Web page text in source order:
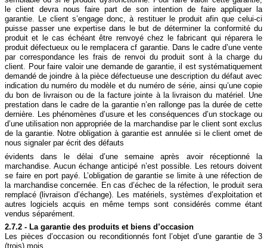
le client devra nous faire part de son intention de faire appliquer la
garantie. Le client s’engage donc, à restituer le produit afin que celui-ci
puisse passer une expertise dans le but de déterminer la conformité du
produit et le cas échéant être renvoyé chez le fabricant qui réparera le
produit défectueux ou le remplacera cf garantie. Dans le cadre d’une vente
par correspondance les frais de renvoi du produit sont à la charge du
client. Pour faire valoir une demande de garantie, il est systématiquement
demandé de joindre à la pièce défectueuse une description du défaut avec
indication du numéro du modèle et du numéro de série, ainsi qu’une copie
du bon de livraison ou de la facture jointe à la livraison du matériel. Une
prestation dans le cadre de la garantie n’en rallonge pas la durée de cette
dernière. Les phénomènes d’usure et les conséquences d’un stockage ou
d’une utilisation non appropriée de la marchandise par le client sont exclus
de la garantie. Notre obligation à garantie est annulée si le client omet de
nous signaler par écrit des défauts
évidents dans le délai d’une semaine après avoir réceptionné la
marchandise. Aucun échange anticipé n’est possible. Les retours doivent
se faire en port payé. L’obligation de garantie se limite à une réfection de
la marchandise concernée. En cas d’échec de la réfection, le produit sera
remplacé (livraison d’échange). Les matériels, systèmes d’exploitation et
autres logiciels acquis en même temps sont considérés comme étant
vendus séparément.
2.7.2 - La garantie des produits et biens d’occasion
Les pièces d’occasion ou reconditionnés font l’objet d’une garantie de 3
(trois) mois